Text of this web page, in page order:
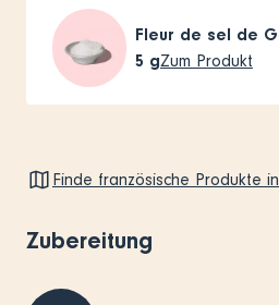
Fleur de sel de
5 gZum Produkt
Finde französische Produkte
Zubereitung